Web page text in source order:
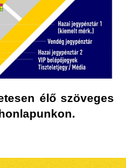
élő szöveges